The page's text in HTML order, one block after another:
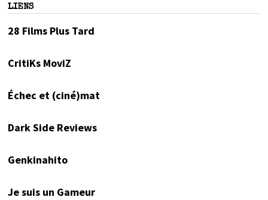
LIENS
28 Films Plus Tard
CritiKs MoviZ
Échec et (ciné)mat
Dark Side Reviews
Genkinahito
Je suis un Gameur